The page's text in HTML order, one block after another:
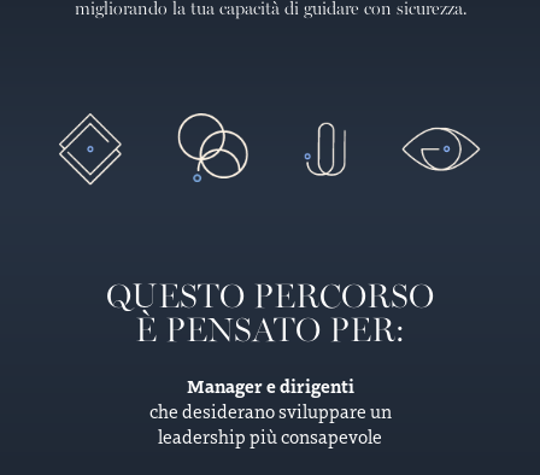
migliorando la tua capacità di guidare con sicurezza.
QUESTO PERCORSO
È PENSATO PER:
Manager e dirigenti
che desiderano sviluppare un
leadership più consapevole